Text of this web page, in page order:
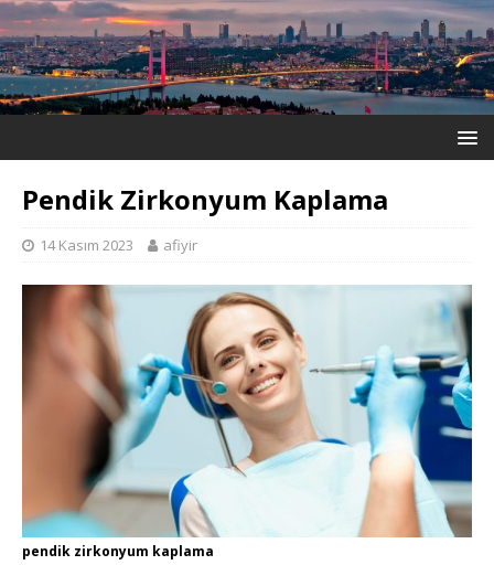
Pendik Zirkonyum Kaplama
14 Kasım 2023 afiyir
pendik zirkonyum kaplama